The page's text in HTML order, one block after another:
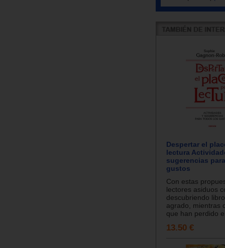
Despertar el
lectura
sugerencias
gustos
Con estas
lectores asiduos
descubriendo
agrado, mientras
que han perdido
13.50 €